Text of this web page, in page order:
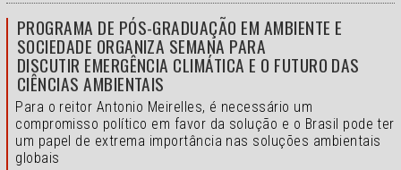
PROGRAMA DE PÓS-GRADUAÇÃO EM AMBIENTE E
SOCIEDADE ORGANIZA SEMANA PARA
DISCUTIR EMERGÊNCIA CLIMÁTICA E O FUTURO DAS
CIÊNCIAS AMBIENTAIS
Para o reitor Antonio Meirelles, é necessário um
compromisso político em favor da solução e o Brasil pode ter
um papel de extrema importância nas soluções ambientais
globais